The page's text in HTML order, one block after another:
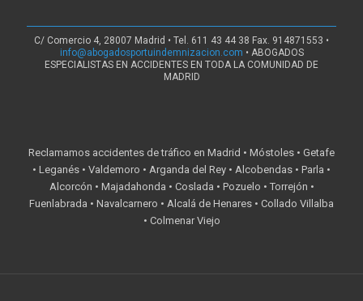
C/ Comercio 4, 28007 Madrid • Tel. 611 43 44 38 Fax. 914871553 •
info@abogadosportuindemnizacion.com • ABOGADOS
ESPECIALISTAS EN ACCIDENTES EN TODA LA COMUNIDAD DE
MADRID
Reclamamos accidentes de tráfico en Madrid • Móstoles • Getafe
• Leganés • Valdemoro • Arganda del Rey • Alcobendas • Parla •
Alcorcón • Majadahonda • Coslada • Pozuelo • Torrejón •
Fuenlabrada • Navalcarnero • Alcalá de Henares • Collado Villalba
• Colmenar Viejo